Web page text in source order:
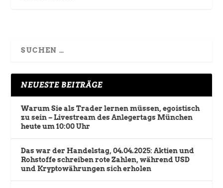
NEUESTE BEITRÄGE
Warum Sie als Trader lernen müssen, egoistisch
zu sein – Livestream des Anlegertags München
heute um 10:00 Uhr
Das war der Handelstag, 04.04.2025: Aktien und
Rohstoffe schreiben rote Zahlen, während USD
und Kryptowährungen sich erholen